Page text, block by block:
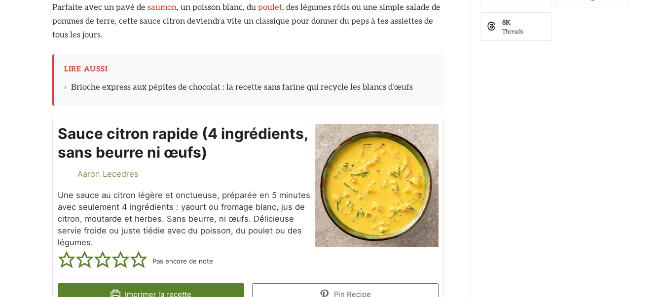
Parfaite avec un pavé de saumon, un poisson blanc, du poulet, des légumes rôtis ou une simple salade de
pommes de terre, cette sauce citron deviendra vite un classique pour donner du peps à tes assiettes de
tous les jours.
LIRE AUSSI
› Brioche express aux pépites de chocolat : la recette sans farine qui recycle les blancs d’œufs
Sauce citron rapide (4 ingrédients,
sans beurre ni œufs)
Aaron Lecedres
Une sauce au citron légère et onctueuse, préparée en 5 minutes
avec seulement 4 ingrédients : yaourt ou fromage blanc, jus de
citron, moutarde et herbes. Sans beurre, ni œufs. Délicieuse
servie froide ou juste tiédie avec du poisson, du poulet ou des
légumes.
Pas encore de note
Imprimer la recette Pin Recipe
Threads
8K